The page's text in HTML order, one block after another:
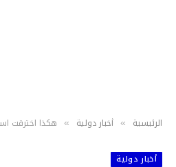
الرئيسية » أخبار دولية » هكذا اخترقت
أخبار دولية